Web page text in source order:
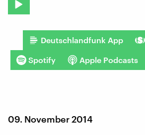
Deutschlandfunk App
Spotify Apple Podcasts
09. November 2014